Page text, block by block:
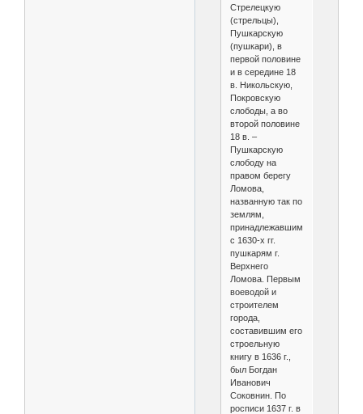
Стрелецкую
(стрельцы),
Пушкарскую
(пушкари), в
первой половине
и в середине 18
в. Никольскую,
Покровскую
слободы, а во
второй половине
18 в. –
Пушкарскую
слободу на
правом берегу
Ломова,
названную так по
землям,
принадлежавшим
с 1630-х гг.
пушкарям г.
Верхнего
Ломова. Первым
воеводой и
строителем
города,
составившим его
строельную
книгу в 1636 г.,
был Богдан
Иванович
Соковнин. По
росписи 1637 г. в